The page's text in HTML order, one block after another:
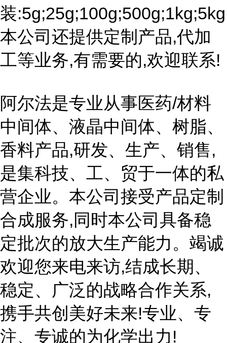
装:5g;25g;100g;500g;1kg;5kg
本公司还提供定制产品,代加
工等业务,有需要的,欢迎联系!
阿尔法是专业从事医药/材料
中间体、液晶中间体、树脂、
香料产品,研发、生产、销售,
是集科技、工、贸于一体的私
营企业。本公司接受产品定制
合成服务,同时本公司具备稳
定批次的放大生产能力。竭诚
欢迎您来电来访,结成长期、
稳定、广泛的战略合作关系,
携手共创美好未来!专业、专
注、专诚的为化学出力!